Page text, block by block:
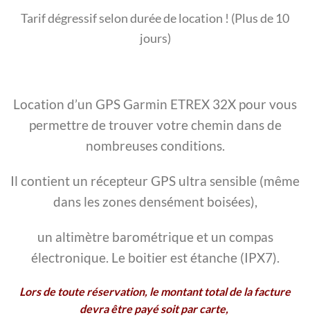
Tarif dégressif selon durée de location ! (Plus de 10
jours)
Location d’un GPS Garmin ETREX 32X pour vous
permettre de trouver votre chemin dans de
nombreuses conditions.
Il contient un récepteur GPS ultra sensible (même
dans les zones densément boisées),
un altimètre barométrique et un compas
électronique. Le boitier est étanche (IPX7).
Lors de toute réservation, le montant total de la facture
devra être payé soit par carte,